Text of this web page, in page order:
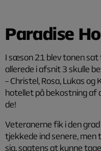
Paradise
I sæson 21 blev tonen
allerede i afsnit 3 skulle
– Christel, Rosa, Lukas og
hotellet på bekostning af
de!
Veteranerne fik i den
tjekkede ind senere, men
sig, sagtens at kunne